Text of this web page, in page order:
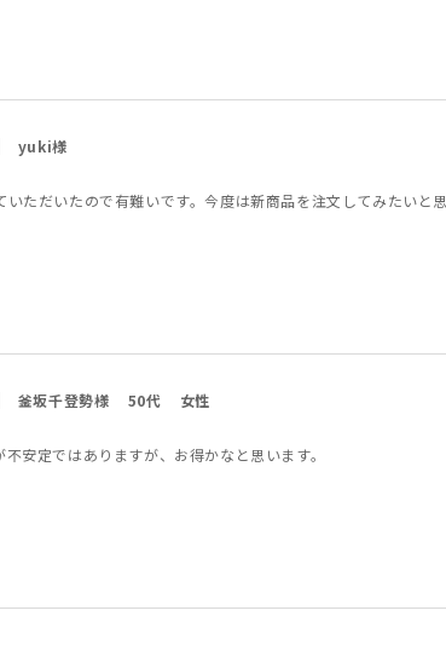
yuki様
ただいたので有難いです。今度は新商品を注文してみたいと思
釜坂千登勢様 50代 女性
安定ではありますが、お得かなと思います。